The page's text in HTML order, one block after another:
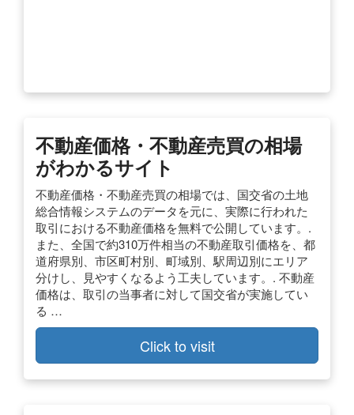
不動産価格・不動産売買の相場
がわかるサイト
不動産価格・不動産売買の相場では、国交省の土地
総合情報システムのデータを元に、実際に行われた
取引における不動産価格を無料で公開しています。.
また、全国で約310万件相当の不動産取引価格を、都
道府県別、市区町村別、町域別、駅周辺別にエリア
分けし、見やすくなるよう工夫しています。. 不動産
価格は、取引の当事者に対して国交省が実施してい
る …
Click to visit